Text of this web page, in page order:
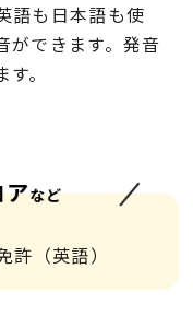
語も日本語も使
ができます。発音
。
アなど
（英語）